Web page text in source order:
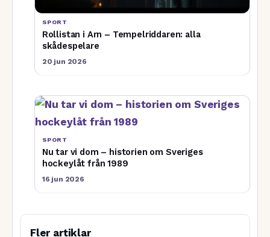
SPORT
Rollistan i Arn – Tempelriddaren: alla
skådespelare
20 jun 2026
SPORT
Nu tar vi dom – historien om Sveriges
hockeylåt från 1989
16 jun 2026
Fler artiklar